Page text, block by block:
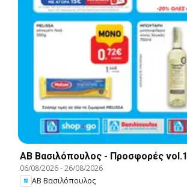
ΑΒ Βασιλόπουλος - Προσφορές vol.1
06/08/2026-26/08/2026
ΑΒ Βασιλόπουλος